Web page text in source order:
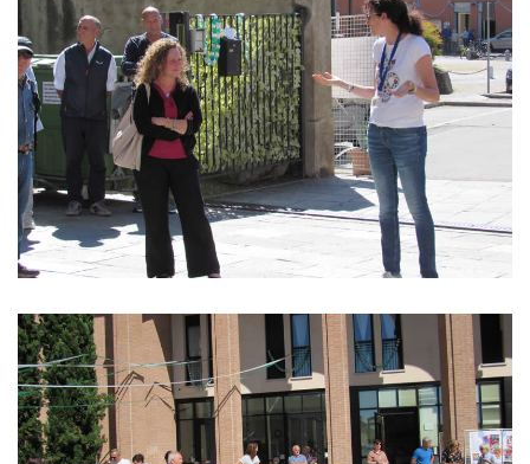
PRIVACY
Privacy
policy
Cookie
policy